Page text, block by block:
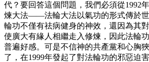
代？要回答這個問題，我們必須從1992
煉大法——法輪大法以氣功的形式傳於
輪功不僅有祛病健身的神效，還因為其
使廣大有緣人相繼走入修煉，因此法輪
普遍好感。可是不信神的共產黨和心胸
了，在1999年發起了對法輪功的邪惡迫